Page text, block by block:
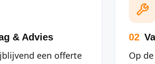
& Advies
een offerte
02
Op